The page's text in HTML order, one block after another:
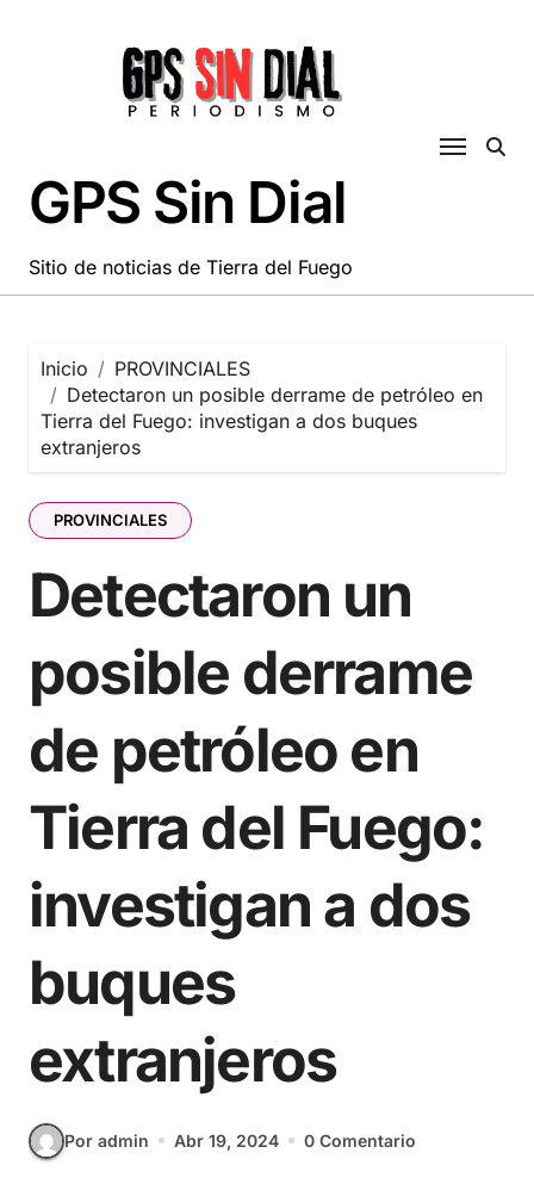
GPS Sin Dial
Sitio de noticias de Tierra del Fuego
Inicio
PROVINCIALES
Detectaron un posible derrame de petróleo en
Tierra del Fuego: investigan a dos buques
extranjeros
PROVINCIALES
Detectaron un
posible derrame
de petróleo en
Tierra del Fuego:
investigan a dos
buques
extranjeros
Por admin Abr 19, 2024 0 Comentario